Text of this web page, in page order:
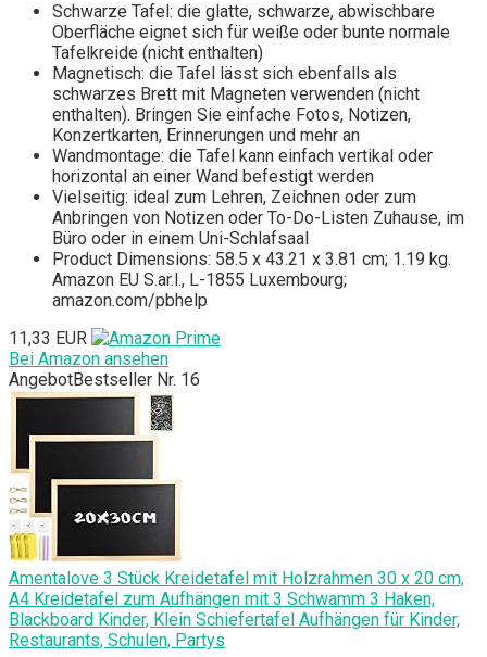
Schwarze Tafel: die glatte, schwarze, abwischbare
Oberfläche eignet sich für weiße oder bunte normale
Tafelkreide (nicht enthalten)
Magnetisch: die Tafel lässt sich ebenfalls als
schwarzes Brett mit Magneten verwenden (nicht
enthalten). Bringen Sie einfache Fotos, Notizen,
Konzertkarten, Erinnerungen und mehr an
Wandmontage: die Tafel kann einfach vertikal oder
horizontal an einer Wand befestigt werden
Vielseitig: ideal zum Lehren, Zeichnen oder zum
Anbringen von Notizen oder To-Do-Listen Zuhause, im
Büro oder in einem Uni-Schlafsaal
Product Dimensions: 58.5 x 43.21 x 3.81 cm; 1.19 kg.
Amazon EU S.ar.l., L-1855 Luxembourg;
amazon.com/pbhelp
11,33 EUR
Bei Amazon ansehen
AngebotBestseller Nr. 16
Amentalove 3 Stück Kreidetafel mit Holzrahmen 30 x 20 cm,
A4 Kreidetafel zum Aufhängen mit 3 Schwamm 3 Haken,
Blackboard Kinder, Klein Schiefertafel Aufhängen für Kinder,
Restaurants, Schulen, Partys